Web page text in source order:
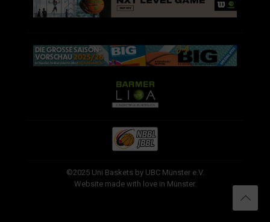
©2025 Uni Baskets by UBC Münster e.V.
Website made with love in Münster.